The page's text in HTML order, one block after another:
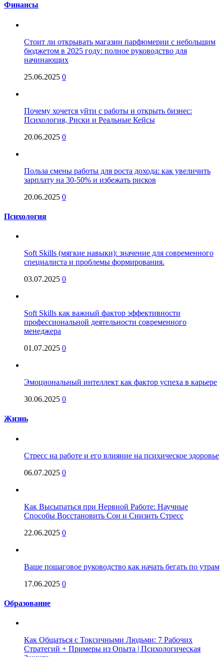
Финансы
Стоит ли открывать магазин парфюмерии с небольшим
бюджетом в 2025 году: полное руководство для
начинающих
25.06.2025 0
Почему хочется уйти с работы и открыть бизнес:
Психология, Риски и Реальные Кейсы
20.06.2025 0
Польза смены работы для роста дохода: как увеличить
зарплату на 30-50% и избежать рисков
20.06.2025 0
Психология
Soft Skills (мягкие навыки): значение для современного
специалиста и проблемы формирования.
03.07.2025 0
Soft Skills как важный фактор эффективности
профессиональной деятельности современного
менеджера
01.07.2025 0
Эмоциональный интеллект как фактор успеха в карьере
30.06.2025 0
Жизнь
Стресс на работе и его влияние на психическое здоровье
06.07.2025 0
Как Высыпаться при Нервной Работе: Научные
Способы Восстановить Сон и Снизить Стресс
22.06.2025 0
Ваше пошаговое руководство как начать бегать по утрам
17.06.2025 0
Образование
Как Общаться с Токсичными Людьми: 7 Рабочих
Стратегий + Примеры из Опыта | Психологическая